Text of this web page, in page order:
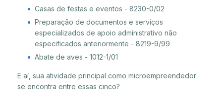
Casas de festas e eventos - 8230-0/02
Preparação de documentos e serviços
especializados de apoio administrativo não
especificados anteriormente - 8219-9/99
Abate de aves - 1012-1/01
E aí, sua atividade principal como microempreendedor
se encontra entre essas cinco?